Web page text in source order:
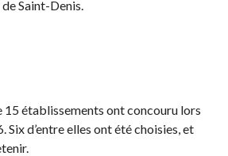
Saint-Denis.
15 établissements ont concouru lors
d’entre elles ont été choisies, et